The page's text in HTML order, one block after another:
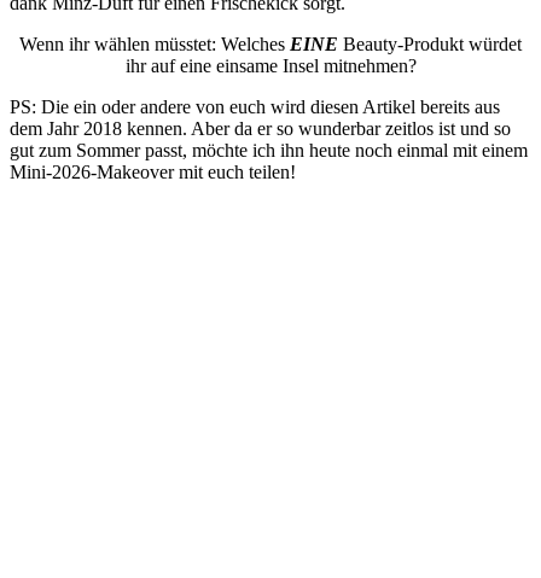
Wenn ihr wählen müsstet: Welches EINE Beauty-Produkt würdet
ihr auf eine einsame Insel mitnehmen?
PS: Die ein oder andere von euch wird diesen Artikel bereits aus
dem Jahr 2018 kennen. Aber da er so wunderbar zeitlos ist und so
gut zum Sommer passt, möchte ich ihn heute noch einmal mit einem
Mini-2026-Makeover mit euch teilen!